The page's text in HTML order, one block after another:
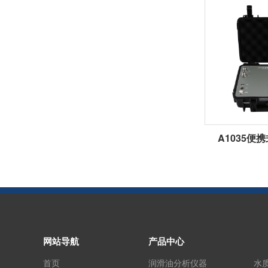
A1035便
网站导航
首页
产品中心
润滑油分析仪器 水